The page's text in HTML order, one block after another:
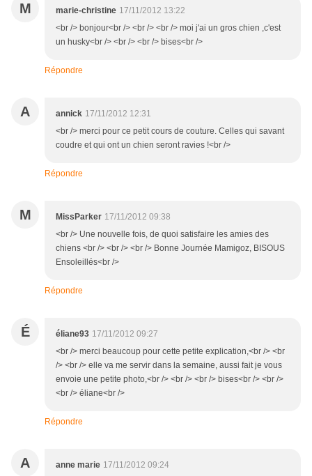
M marie-christine 17/11/2012 13:22
<br /> bonjour<br /> <br /> <br /> moi j'ai un gros chien ,c'est
un husky<br /> <br /> <br /> bises<br />
Répondre
A annick 17/11/2012 12:31
<br /> merci pour ce petit cours de couture. Celles qui savant
coudre et qui ont un chien seront ravies !<br />
Répondre
M MissParker 17/11/2012 09:38
<br /> Une nouvelle fois, de quoi satisfaire les amies des
chiens <br /> <br /> <br /> Bonne Journée Mamigoz, BISOUS
Ensoleillés<br />
Répondre
É éliane93 17/11/2012 09:27
<br /> merci beaucoup pour cette petite explication,<br /> <br
/> <br /> elle va me servir dans la semaine, aussi fait je vous
envoie une petite photo,<br /> <br /> <br /> bises<br /> <br />
<br /> éliane<br />
Répondre
A anne marie 17/11/2012 09:24